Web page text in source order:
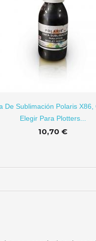
De Sublimación Polaris X86,
Elegir Para Plotters...
10,70 €